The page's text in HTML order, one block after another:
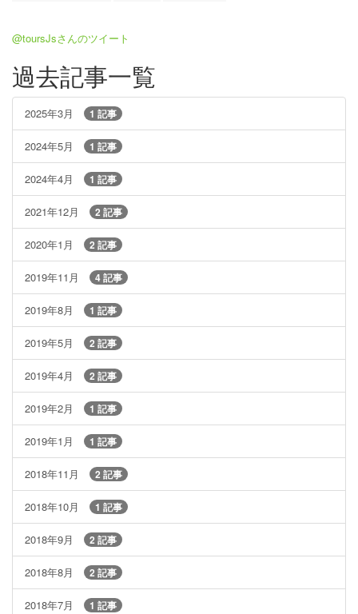
@toursJsさんのツイート
過去記事一覧
2025年3月 1 記事
2024年5月 1 記事
2024年4月 1 記事
2021年12月 2 記事
2020年1月 2 記事
2019年11月 4 記事
2019年8月 1 記事
2019年5月 2 記事
2019年4月 2 記事
2019年2月 1 記事
2019年1月 1 記事
2018年11月 2 記事
2018年10月 1 記事
2018年9月 2 記事
2018年8月 2 記事
2018年7月 1 記事